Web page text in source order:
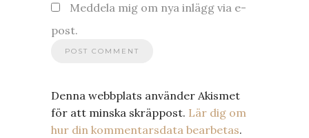
Meddela mig om nya inlägg via e-
post.
Denna webbplats använder Akismet
för att minska skräppost. Lär dig om
hur din kommentarsdata bearbetas.